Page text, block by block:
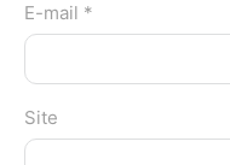
E-mail *
Site